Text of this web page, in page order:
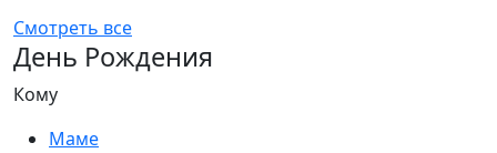
Смотреть все
День Рождения
Кому
Маме